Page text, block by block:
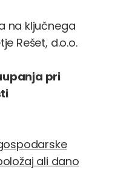
na ključnega
Rešet, d.o.o.
pri
ali dano